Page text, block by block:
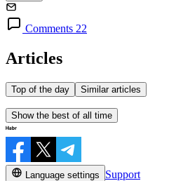
Comments 22
Articles
Top of the day Similar articles
Show the best of all time
Language settings Support